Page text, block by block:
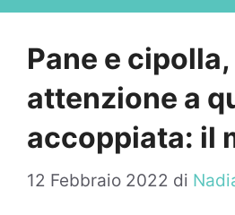
Pane e cipolla,
attenzione a
accoppiata: il
12 Febbraio 2022 di